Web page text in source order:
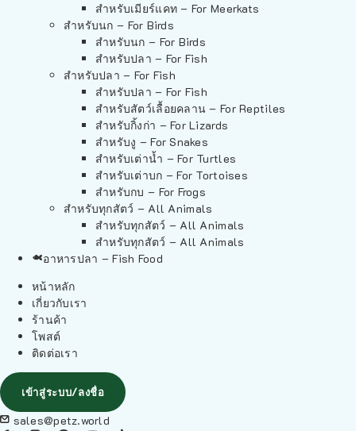
สำหรับเมียร์แคท – For Meerkats
สำหรับนก – For Birds
สำหรับนก – For Birds
สำหรับปลา – For Fish
สำหรับปลา – For Fish
สำหรับปลา – For Fish
สำหรับสัตว์เลื้อยคลาน – For Reptiles
สำหรับกิ้งก่า – For Lizards
สำหรับงู – For Snakes
สำหรับเต่าน้ำ – For Turtles
สำหรับเต่าบก – For Tortoises
สำหรับกบ – For Frogs
สำหรับทุกสัตว์ – All Animals
สำหรับทุกสัตว์ – All Animals
สำหรับทุกสัตว์ – All Animals
อาหารปลา – Fish Food
หน้าหลัก
เกี่ยวกับเรา
ร้านค้า
โพสต์
ติดต่อเรา
เข้าสู่ระบบ/ลงชื่อ
sales@petz.world